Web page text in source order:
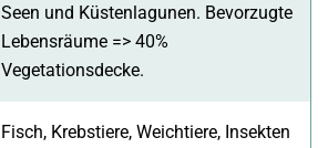
Seen und Küstenlagunen. Bevorzugte
Lebensräume => 40%
Vegetationsdecke.
Fisch, Krebstiere, Weichtiere, Insekten